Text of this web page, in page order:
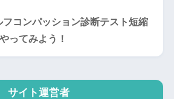
コンパッション診断テスト短縮
ってみよう！
サイト運営者